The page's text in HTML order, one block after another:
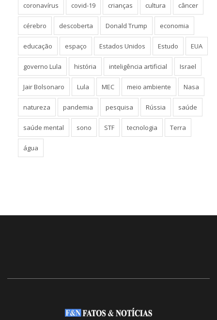
coronavírus covid-19 crianças cultura câncer
cérebro descoberta Donald Trump economia
educação espaço Estados Unidos Estudo EUA
governo Lula história inteligência artificial Israel
Jair Bolsonaro Lula MEC meio ambiente Nasa
natureza pandemia pesquisa Rússia saúde
saúde mental sono STF tecnologia Terra
água